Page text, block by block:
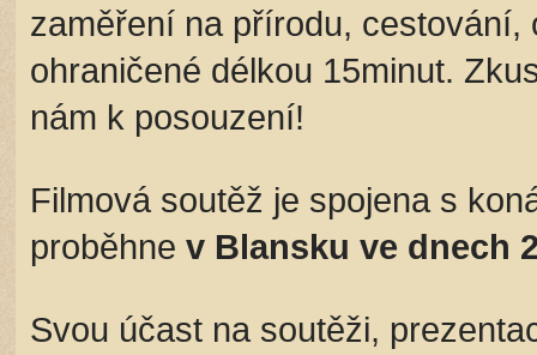
zaměření na přírodu, cestování,
ohraničené délkou 15minut.
nám k posouzení!
Filmová soutěž je spojena s
proběhne v Blansku ve dnech
Svou účast na soutěži,